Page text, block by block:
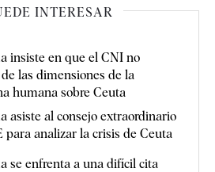
INTERESAR
insiste en que el CNI no
las dimensiones de la
humana sobre Ceuta
asiste al consejo extraordinario
para analizar la crisis de Ceuta
se enfrenta a una difícil cita